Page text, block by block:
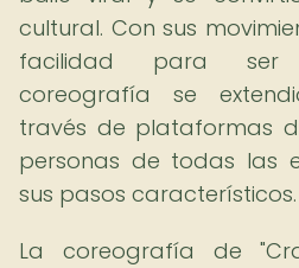
cultural. Con sus
facilidad para ser
coreografía se
través de plataformas
personas de todas las
sus pasos característicos.
La coreografía de